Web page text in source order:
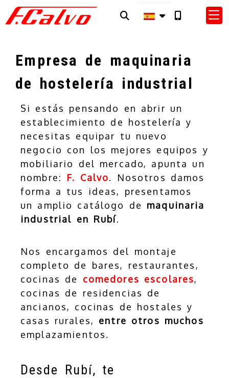
Empresa de maquinaria
de hostelería industrial
Si estás pensando en abrir un
establecimiento de hostelería y
necesitas equipar tu nuevo
negocio con los mejores equipos y
mobiliario del mercado, apunta un
nombre:
F. Calvo. Nosotros damos
forma a tus ideas, presentamos
un amplio catálogo de maquinaria
industrial en Rubí.
Nos encargamos del montaje
completo de bares, restaurantes,
cocinas de comedores escolares,
cocinas de residencias de
ancianos, cocinas de hostales y
casas rurales, entre otros muchos
emplazamientos.
Desde Rubí, te